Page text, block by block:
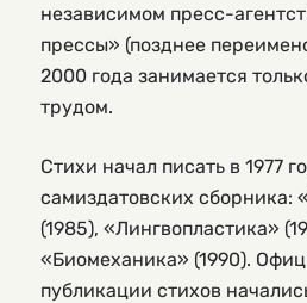
независимом пресс-
прессы» (позднее
2000 года занимается
трудом.
Стихи начал писать в 1977
самиздатовских сборника:
(1985), «Лингвопластика»
«Биомеханика» (1990).
публикации стихов